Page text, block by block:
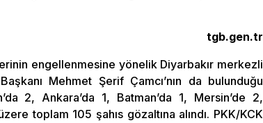
tgb.gen.tr
engellenmesine yönelik Diyarbakır merkezli
Mehmet Şerif Çamcı’nın da bulunduğu
2, Ankara’da 1, Batman’da 1, Mersin’de 2,
toplam 105 şahıs gözaltına alındı. PKK/KCK